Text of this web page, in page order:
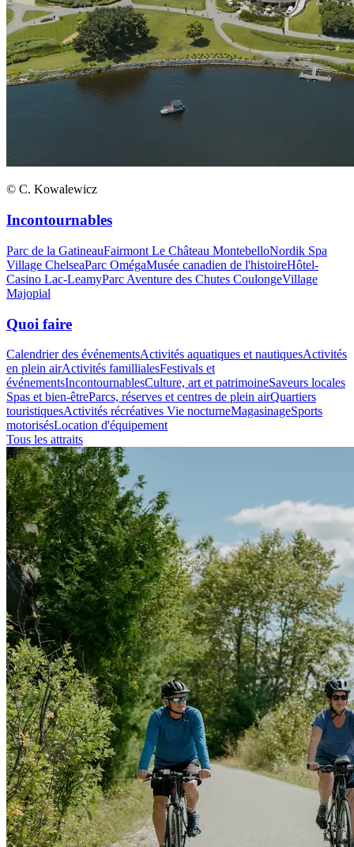
© C. Kowalewicz
Incontournables
Parc de la GatineauFairmont Le Château MontebelloNordik Spa
Village ChelseaParc OmégaMusée canadien de l'histoireHôtel-
Casino Lac-LeamyParc Aventure des Chutes CoulongeVillage
Majopial
Quoi faire
Calendrier des événementsActivités aquatiques et nautiquesActivités
en plein airActivités famillialesFestivals et
événementsIncontournablesCulture, art et patrimoineSaveurs locales
Spas et bien-êtreParcs, réserves et centres de plein airQuartiers
touristiquesActivités récréatives Vie nocturneMagasinageSports
motorisésLocation d'équipement
Tous les attraits